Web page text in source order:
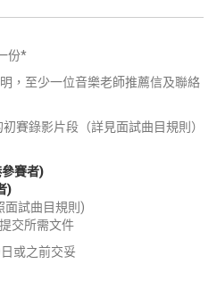
份*
，至少一位音樂老師推薦信及聯絡
賽錄影片段（詳見面試曲目規則）
賽者)
)
面試曲目規則)
交所需文件
或之前交妥